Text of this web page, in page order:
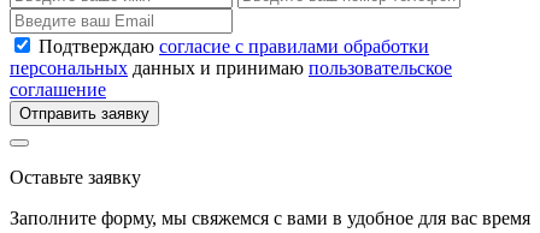
Подтверждаю согласие с правилами обработки
персональных данных и принимаю пользовательское
соглашение
Отправить заявку
Оставьте заявку
Заполните форму, мы свяжемся с вами в удобное для вас время